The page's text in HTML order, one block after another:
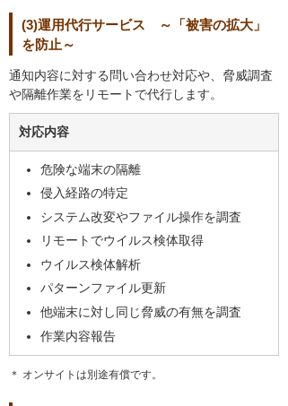
(3)運用代行サービス ～「被害の拡大」
を防止～
通知内容に対する問い合わせ対応や、脅威調査
や隔離作業をリモートで代行します。
対応内容
危険な端末の隔離
侵入経路の特定
システム改変やファイル操作を調査
リモートでウイルス検体取得
ウイルス検体解析
パターンファイル更新
他端末に対し同じ脅威の有無を調査
作業内容報告
＊ オンサイトは別途有償です。